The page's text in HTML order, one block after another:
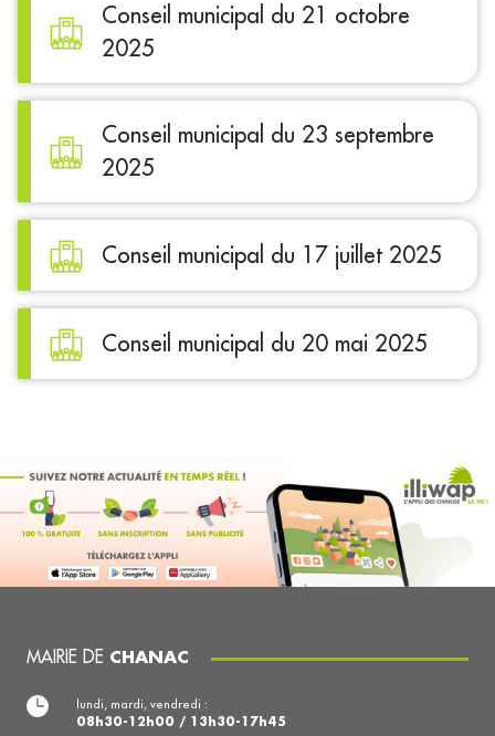
Conseil municipal du 21 octobre
2025
Conseil municipal du 23 septembre
2025
Conseil municipal du 17 juillet 2025
Conseil municipal du 20 mai 2025
MAIRIE DE CHANAC
lundi, mardi, vendredi :
08h30-12h00 / 13h30-17h45